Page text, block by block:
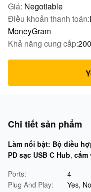
Giá: Negotiable
Điều khoản thanh toán:
MoneyGram
Khả năng cung cấp:
Chi tiết sản phẩm
Làm nổi bật: Bộ điều
PD sạc USB C Hub, cắm
Ports:
4
Plug And Play:
Yes,